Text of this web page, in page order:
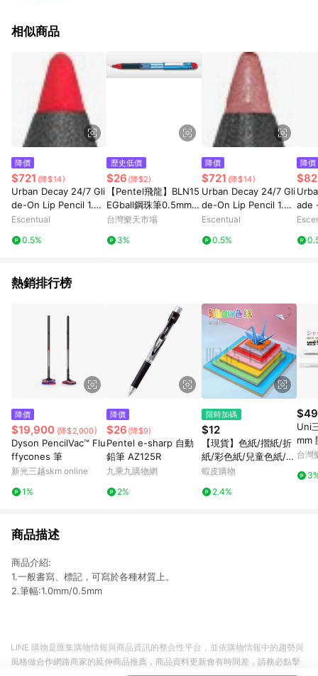
錄，相關問題請於保留時間內聯絡客服中心，並由康達盛通生活
提供簡單、快速、輕鬆的購物流程及體驗，將不定期推出精選、
話題性或期間限定商品來滿足您的喜好。
相似商品
降價
$721 (降$14)
Urban Decay 24/7 Gli
de-On Lip Pencil 1.2g
714
Escentual
0.5%
歷史低價
$26 (降$2)
【Pentel飛龍】BLN15
EGball鋼珠筆0.5mm
【APP滿額下單10%點
點)】8/31止
台灣樂天市場
3%
降價
$721 (降$14)
Urban Decay 24/7 Gli
de-On Lip Pencil 1.2g
Peyote
Escentual
0.5%
降價
ade
ncil
熱銷排行榜
降價
$19,900 (降$2,000)
Dyson PencilVac™ Flu
ffycones 筆
新光三越skm online
1%
降價
$26 (降$9)
Pentel e-sharp 自動
鉛筆 AZ125R
九乘九購物網
2%
限時加碼
$12
【現貨】色紙/摺紙/折
紙/彩色紙/兒童色紙/正
方形色紙/摺紙鶴/兒童
軟折紙
蝦皮購物
2.4%
$49
Uni
mm
自動
額下
台灣
商品描述
商品介紹:
1.一般書寫、標記，可寫於各種材質上。
2.筆幅:1.0mm/0.5mm
LINE 購物是匯集購物情報與商品資訊的整合性平台，並依購物情報中的趨勢與
風格做合作網路商家的延伸商品推薦，商品資料更新會有時間差，請務必點擊